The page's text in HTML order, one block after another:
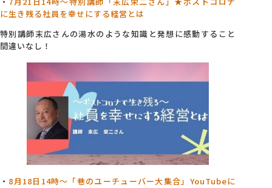
に生き残る社員を幸せにする経営とは
特別講師末広さんの湯水のような知識と発想に感動すること
間違いなし！
・ 8月18日14時～「巷のユーチューバー大集合」YouTubeに